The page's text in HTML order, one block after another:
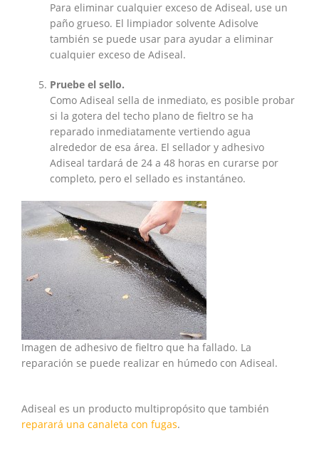
Para eliminar cualquier exceso de Adiseal, use un
paño grueso. El limpiador solvente Adisolve
también se puede usar para ayudar a eliminar
cualquier exceso de Adiseal.
Pruebe el sello.
Como Adiseal sella de inmediato, es posible probar
si la gotera del techo plano de fieltro se ha
reparado inmediatamente vertiendo agua
alrededor de esa área. El sellador y adhesivo
Adiseal tardará de 24 a 48 horas en curarse por
completo, pero el sellado es instantáneo.
Imagen de adhesivo de fieltro que ha fallado. La
reparación se puede realizar en húmedo con Adiseal.
Adiseal es un producto multipropósito que también
reparará una canaleta con fugas.